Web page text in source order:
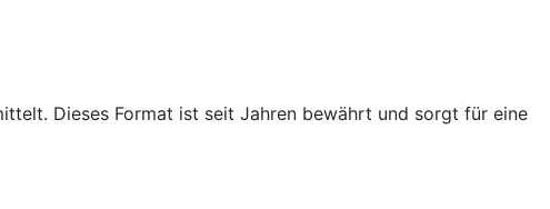
Dieses Format ist seit Jahren bewährt und sorgt für eine